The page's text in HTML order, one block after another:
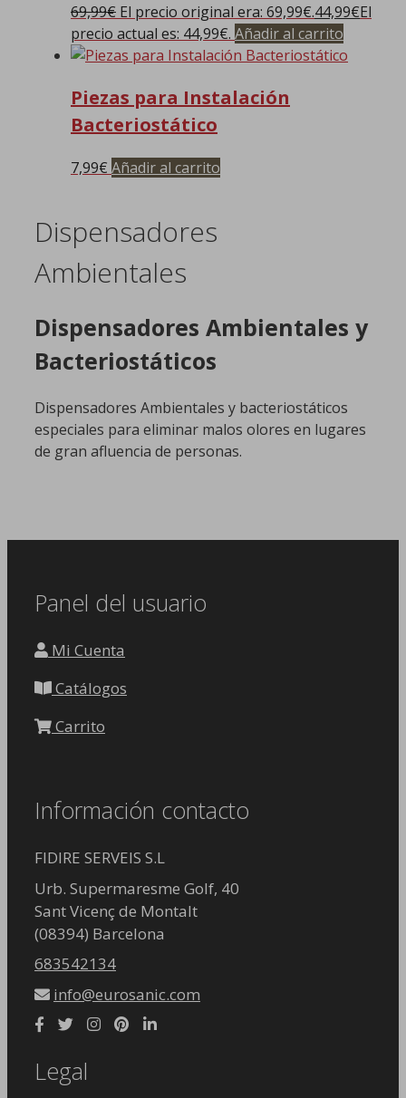
Dispensadores
Ambientales
Dispensadores Ambientales y
Bacteriostáticos
Dispensadores Ambientales y bacteriostáticos
especiales para eliminar malos olores en lugares
de gran afluencia de personas.
69,99€ El precio original era: 69,99€.44,99€El
precio actual es: 44,99€. Añadir al carrito
Piezas para Instalación
Bacteriostático
7,99€ Añadir al carrito
Panel del usuario
Mi Cuenta
Catálogos
Carrito
Información contacto
FIDIRE SERVEIS S.L
Urb. Supermaresme Golf, 40
Sant Vicenç de Montalt
(08394) Barcelona
683542134
info@eurosanic.com
Legal